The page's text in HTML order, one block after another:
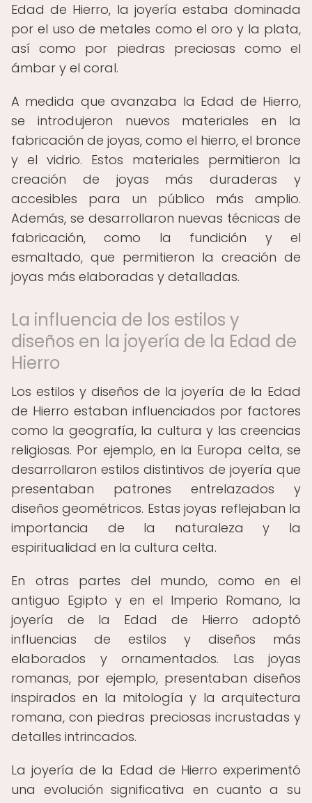
Edad de Hierro, la joyería estaba dominada
por el uso de metales como el oro y la plata,
así como por piedras preciosas como el
ámbar y el coral.
A medida que avanzaba la Edad de Hierro,
se introdujeron nuevos materiales en la
fabricación de joyas, como el hierro, el bronce
y el vidrio. Estos materiales permitieron la
creación de joyas más duraderas y
accesibles para un público más amplio.
Además, se desarrollaron nuevas técnicas de
fabricación, como la fundición y el
esmaltado, que permitieron la creación de
joyas más elaboradas y detalladas.
La influencia de los estilos y
diseños en la joyería de la Edad de
Hierro
Los estilos y diseños de la joyería de la Edad
de Hierro estaban influenciados por factores
como la geografía, la cultura y las creencias
religiosas. Por ejemplo, en la Europa celta, se
desarrollaron estilos distintivos de joyería que
presentaban patrones entrelazados y
diseños geométricos. Estas joyas reflejaban la
importancia de la naturaleza y la
espiritualidad en la cultura celta.
En otras partes del mundo, como en el
antiguo Egipto y en el Imperio Romano, la
joyería de la Edad de Hierro adoptó
influencias de estilos y diseños más
elaborados y ornamentados. Las joyas
romanas, por ejemplo, presentaban diseños
inspirados en la mitología y la arquitectura
romana, con piedras preciosas incrustadas y
detalles intrincados.
La joyería de la Edad de Hierro experimentó
una evolución significativa en cuanto a su